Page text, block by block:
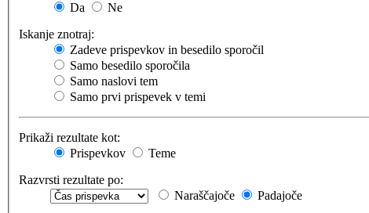
Da
Ne
Iskanje znotraj:
Zadeve prispevkov in besedilo sporočil
Samo besedilo sporočila
Samo naslovi tem
Samo prvi prispevek v temi
Prikaži rezultate kot:
Prispevkov
Teme
Razvrsti rezultate po:
Naraščajoče
Padajoče